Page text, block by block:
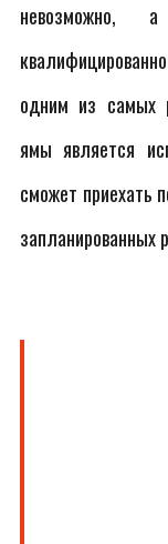
одним из самых
ямы является
сможет приехать
запланированных